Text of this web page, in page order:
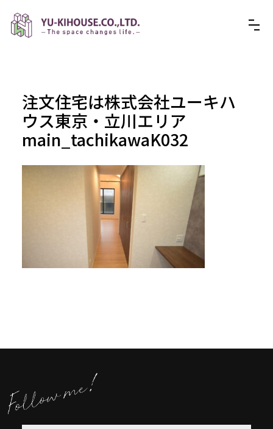
注文住宅は株式会社ユーキハ
ウス東京・立川エリア
main_tachikawaK032